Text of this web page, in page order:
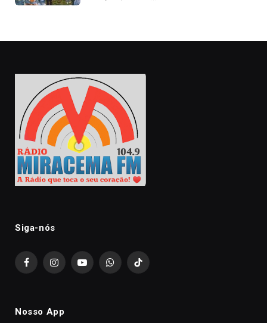
Siga-nós
FacebookInstagramYouTubeWhatsAppTikTok
Nosso App